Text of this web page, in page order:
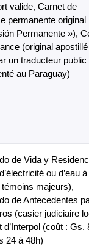
valide, Carnet de
permanente original
Permanente »),
(original
un traducteur public
au Paraguay)
de Vida y
ou d’eau
majeurs),
de Antecedentes
(casier judiciaire
d’Interpol (coût : Gs.
24 à 48h)